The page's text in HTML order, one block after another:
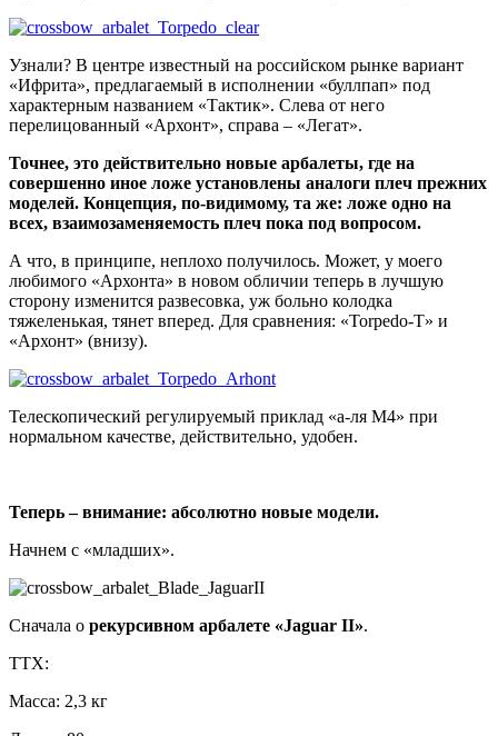
Узнали? В центре известный на российском рынке вариант
«Ифрита», предлагаемый в исполнении «буллпап» под
характерным названием «Тактик». Слева от него
перелицованный «Архонт», справа – «Легат».
Точнее, это действительно новые арбалеты, где на
совершенно иное ложе установлены аналоги плеч прежних
моделей. Концепция, по-видимому, та же: ложе одно на
всех, взаимозаменяемость плеч пока под вопросом.
А что, в принципе, неплохо получилось. Может, у моего
любимого «Архонта» в новом обличии теперь в лучшую
сторону изменится развесовка, уж больно колодка
тяжеленькая, тянет вперед. Для сравнения: «Torpedo-T» и
«Архонт» (внизу).
Телескопический регулируемый приклад «а-ля М4» при
нормальном качестве, действительно, удобен.
Теперь – внимание: абсолютно новые модели.
Начнем с «младших».
Сначала о рекурсивном арбалете «Jaguar II».
ТТХ:
Масса: 2,3 кг